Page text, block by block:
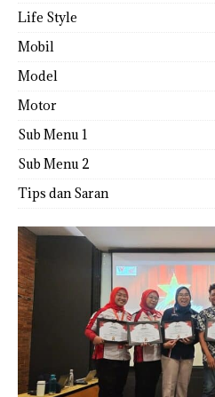
Life Style
Mobil
Model
Motor
Sub Menu 1
Sub Menu 2
Tips dan Saran